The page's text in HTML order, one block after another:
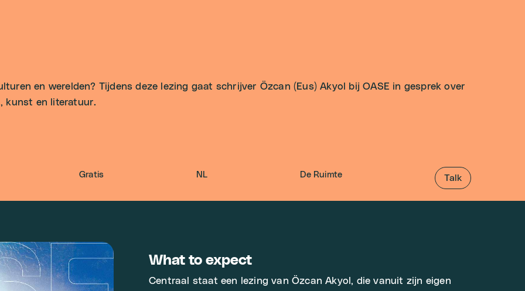
en werelden? Tijdens deze lezing gaat schrijver Özcan (Eus) Akyol bij OASE in gesprek over
kunst en literatuur.
Gratis NL De Ruimte Talk
What to expect
Centraal staat een lezing van Özcan Akyol, die vanuit zijn eigen